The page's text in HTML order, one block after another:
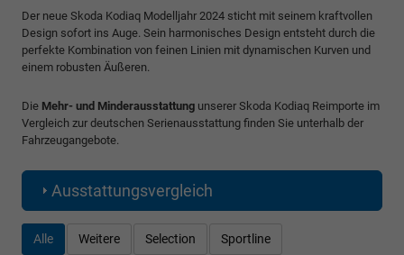
Der neue Skoda Kodiaq Modelljahr 2024 sticht mit seinem kraftvollen
Design sofort ins Auge. Sein harmonisches Design entsteht durch die
perfekte Kombination von feinen Linien mit dynamischen Kurven und
einem robusten Äußeren.
Die Mehr- und Minderausstattung unserer Skoda Kodiaq Reimporte im
Vergleich zur deutschen Serienausstattung finden Sie unterhalb der
Fahrzeugangebote.
Ausstattungsvergleich
Alle Weitere Selection Sportline